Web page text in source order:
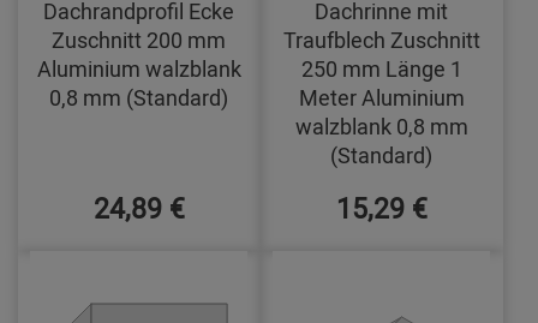
Dachrandprofil Ecke
Zuschnitt 200 mm
Aluminium walzblank
0,8 mm (Standard)
24,89 €
Dachrinne mit
Traufblech Zuschnitt
250 mm Länge 1
Meter Aluminium
walzblank 0,8 mm
(Standard)
15,29 €